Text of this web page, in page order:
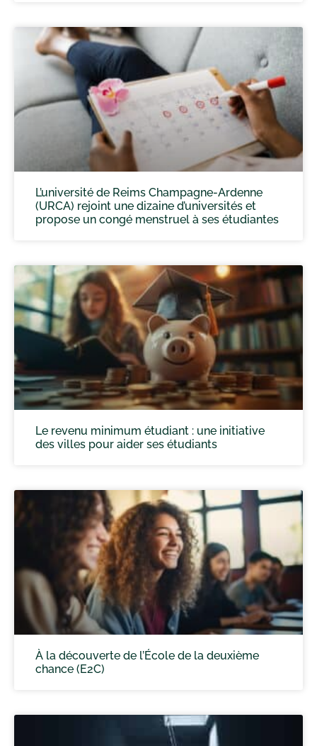
L’université de Reims Champagne-Ardenne
(URCA) rejoint une dizaine d’universités et
propose un congé menstruel à ses étudiantes
Le revenu minimum étudiant : une initiative
des villes pour aider ses étudiants
À la découverte de l’École de la deuxième
chance (E2C)